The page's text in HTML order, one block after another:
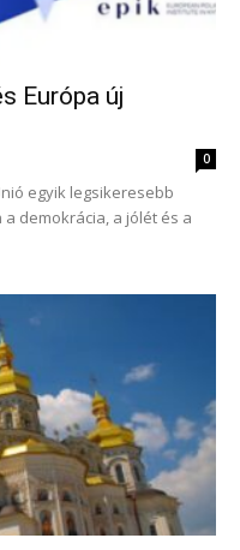
Európa új
0
egyik legsikeresebb
demokrácia, a jólét és a